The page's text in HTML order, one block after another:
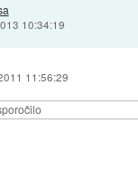
10:34:19
11:56:29